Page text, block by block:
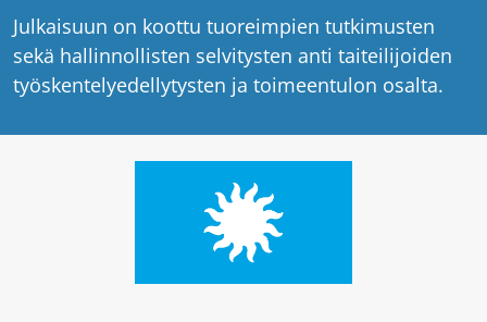
Julkaisuun on koottu tuoreimpien tutkimusten
sekä hallinnollisten selvitysten anti taiteilijoiden
työskentelyedellytysten ja toimeentulon osalta.